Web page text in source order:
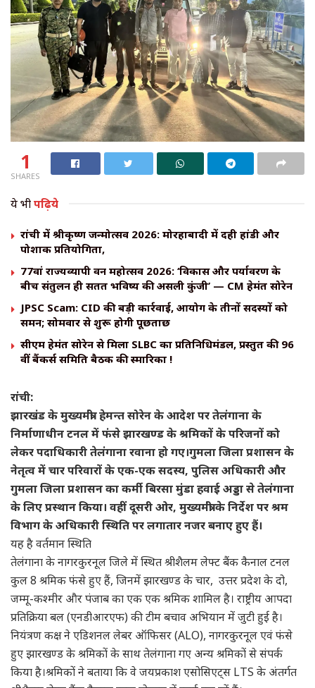
1
SHARES
ये भीपढ़िये
रांची में श्रीकृष्ण जन्मोत्सव 2026: मोरहाबादी में दही हांडी और
पोशाक प्रतियोगिता,
77वां राज्यव्यापी वन महोत्सव 2026: ‘विकास और पर्यावरण के
बीच संतुलन ही सतत भविष्य की असली कुंजी’ — CM हेमंत सोरेन
JPSC Scam: CID की बड़ी कार्रवाई, आयोग के तीनों सदस्यों को
समन; सोमवार से शुरू होगी पूछताछ
सीएम हेमंत सोरेन से मिला SLBC का प्रतिनिधिमंडल, प्रस्तुत की 96
वीं बैंकर्स समिति बैठक की स्मारिका !
रांची:
झारखंड के मुख्यमंत्री हेमन्त सोरेन के आदेश पर तेलंगाना के
निर्माणाधीन टनल में फंसे झारखण्ड के श्रमिकों के परिजनों को
लेकर पदाधिकारी तेलंगाना रवाना हो गए।गुमला जिला प्रशासन के
नेतृत्व में चार परिवारों के एक-एक सदस्य, पुलिस अधिकारी और
गुमला जिला प्रशासन का कर्मी बिरसा मुंडा हवाई अड्डा से तेलंगाना
के लिए प्रस्थान किया। वहीं दूसरी ओर, मुख्यमंत्री के निर्देश पर श्रम
विभाग के अधिकारी स्थिति पर लगातार नजर बनाए हुए हैं।
यह है वर्तमान स्थिति
तेलंगाना के नागरकुरनूल जिले में स्थित श्रीशैलम लेफ्ट बैंक कैनाल टनल
कुल 8 श्रमिक फंसे हुए हैं, जिनमें झारखण्ड के चार, उत्तर प्रदेश के दो,
जम्मू-कश्मीर और पंजाब का एक एक श्रमिक शामिल है। राष्ट्रीय आपदा
प्रतिक्रिया बल (एनडीआरएफ) की टीम बचाव अभियान में जुटी हुई है।
नियंत्रण कक्ष ने एडिशनल लेबर ऑफिसर (ALO), नागरकुरनूल एवं फंसे
हुए झारखण्ड के श्रमिकों के साथ तेलंगाना गए अन्य श्रमिकों से संपर्क
किया है।श्रमिकों ने बताया कि वे जयप्रकाश एसोसिएट्स LTS के अंतर्गत